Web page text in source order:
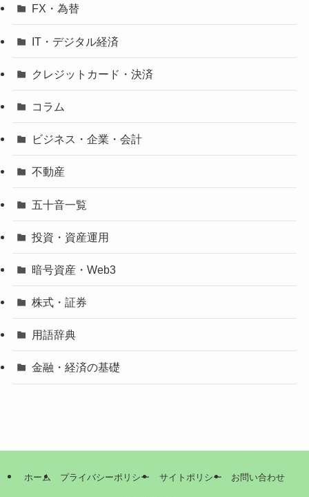
FX・為替
IT・デジタル経済
クレジットカード・決済
コラム
ビジネス・企業・会計
不動産
五十音一覧
投資・資産運用
暗号資産・Web3
株式・証券
用語辞典
金融・経済の基礎
ホーム プライバシーポリシー サイトポリシー お問い合わせ